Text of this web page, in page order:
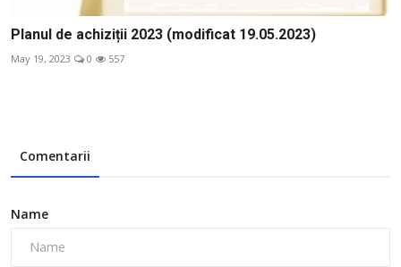
Planul de achiziții 2023 (modificat 19.05.2023)
May 19, 2023 0 557
Comentarii
Name